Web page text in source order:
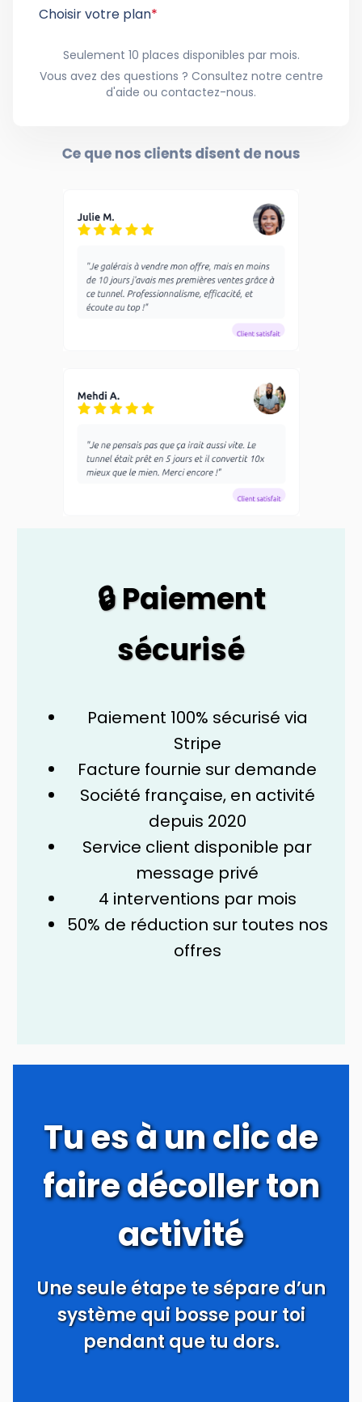
Choisir votre plan*
Seulement 10 places disponibles par mois.
Vous avez des questions ? Consultez notre centre
d'aide ou contactez-nous.
Ce que nos clients disent de nous
🔒 Paiement
sécurisé
Paiement 100% sécurisé via
Stripe
Facture fournie sur demande
Société française, en activité
depuis 2020
Service client disponible par
message privé
4 interventions par mois
50% de réduction sur toutes nos
offres
Tu es à un clic de
faire décoller ton
activité
Une seule étape te sépare d’un
système qui bosse pour toi
pendant que tu dors.